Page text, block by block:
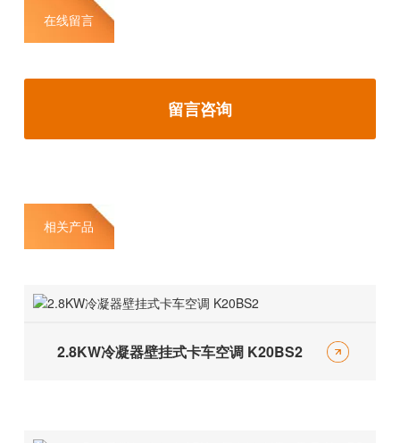
在线留言
留言咨询
相关产品
2.8KW冷凝器壁挂式卡车空调 K20BS2